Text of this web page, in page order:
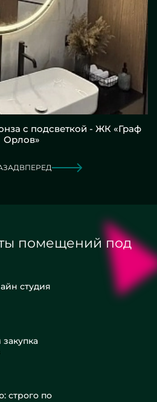
с подсветкой - ЖК «Граф
Орлов»
ВПЕРЕД
помещений под
студия
строго по